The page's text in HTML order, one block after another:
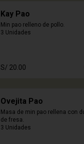
Kay Pao
Min pao relleno de pollo.
3 Unidades
S/ 20.00
Ovejita Pao
Masa de min pao rellena con
de fresa.
3 Unidades